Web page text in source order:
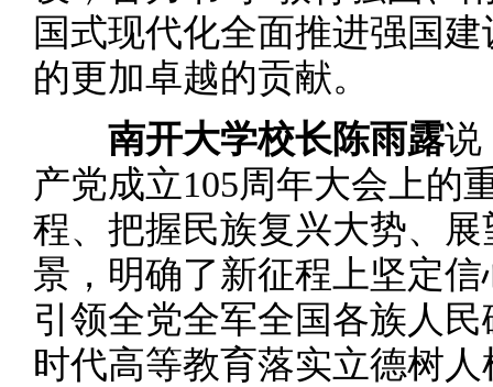
国式现代化全面推进强国
的更加卓越的贡献。
南开大学校长陈雨露说
产党成立105周年大会上的
程、把握民族复兴大势、
景，明确了新征程上坚定
引领全党全军全国各族人
时代高等教育落实立德树